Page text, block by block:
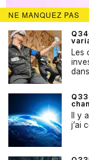
Q337 · Les
prospective
Dans de
pas à produire des
bonnes personnes à
Newsletter
NE MANQUEZ PAS
Les
Il y
j’ai